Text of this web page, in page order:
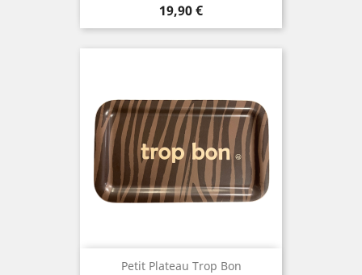
Prix
19,90 €
Petit Plateau Trop Bon